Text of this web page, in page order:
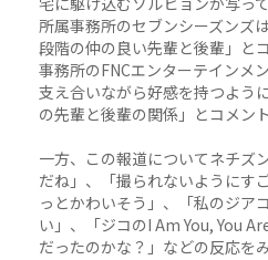
所属事務所のセブンシーズンズ
段階の仲の良い先輩と後輩」と
事務所のFNCエンターテインメ
支え合いながら好感を持つよう
の先輩と後輩の関係」とコメント
一方、この報道についてネチズ
だね」、「撮られないようにす
っとかわいそう」、「私のジア
い」、「ジコのI Am You, You
だったのかな？」などの反応をみ